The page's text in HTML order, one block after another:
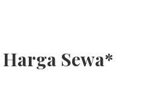
Sewa*